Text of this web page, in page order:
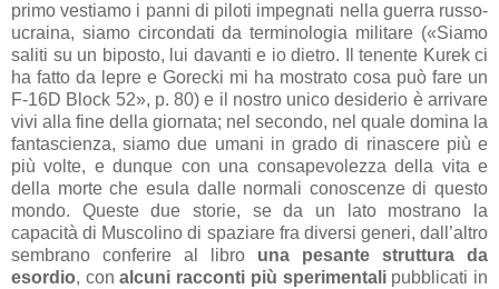
primo vestiamo i panni di piloti impegnati nella guerra russo-
ucraina, siamo circondati da terminologia militare («Siamo
saliti su un biposto, lui davanti e io dietro. Il tenente Kurek ci
ha fatto da lepre e Gorecki mi ha mostrato cosa può fare un
F-16D Block 52», p. 80) e il nostro unico desiderio è arrivare
vivi alla fine della giornata; nel secondo, nel quale domina la
fantascienza, siamo due umani in grado di rinascere più e
più volte, e dunque con una consapevolezza della vita e
della morte che esula dalle normali conoscenze di questo
mondo. Queste due storie, se da un lato mostrano la
capacità di Muscolino di spaziare fra diversi generi, dall’altro
sembrano conferire al libro una pesante struttura da
esordio, conalcuni racconti più sperimentalipubblicati in